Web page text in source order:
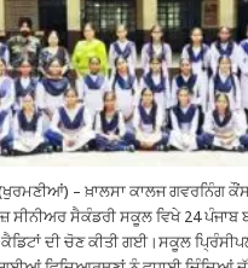
– ਖ਼ਾਲਸਾ ਕਾਲਜ ਗਵਰਨਿੰਗ
ਸੀਨੀਅਰ ਸੈਕੰਡਰੀ ਸਕੂਲ ਵਿਖੇ 24 ਪੰਜਾਬ
ਦੀ ਚੋਣ ਕੀਤੀ ਗਈ।ਸਕੂਲ